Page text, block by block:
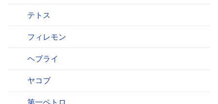
テトス
フィレモン
ヘブライ
ヤコブ